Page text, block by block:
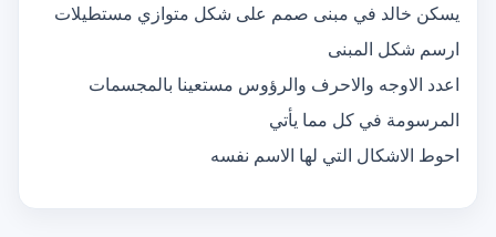
يسكن خالد في مبنى صمم على شكل متوازي مستطيلات
ارسم شكل المبنى
اعدد الاوجه والاحرف والرؤوس مستعينا بالمجسمات
المرسومة في كل مما يأتي
احوط الاشكال التي لها الاسم نفسه